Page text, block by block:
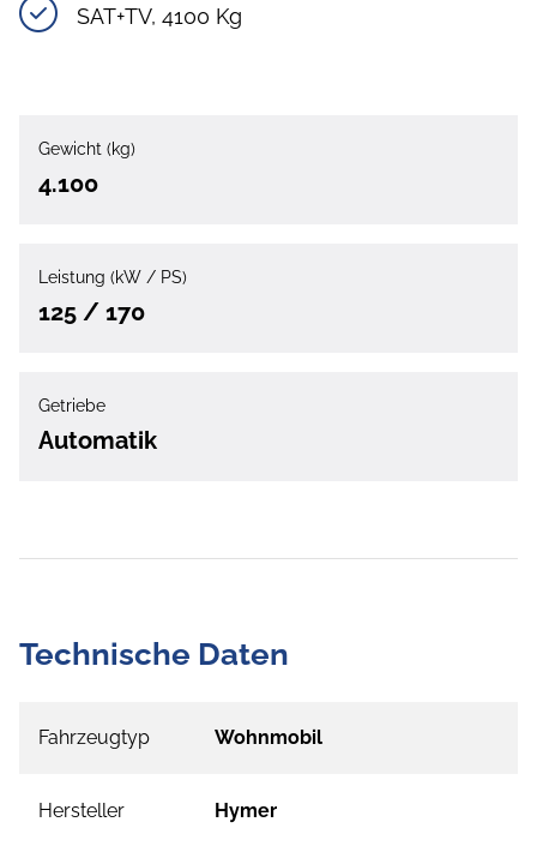
SAT+TV, 4100 Kg
Gewicht (kg)
4.100
Leistung (kW / PS)
125 / 170
Getriebe
Automatik
Technische Daten
Fahrzeugtyp Wohnmobil
Hersteller Hymer